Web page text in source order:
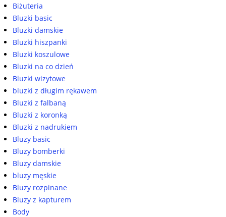
Biżuteria
Bluzki basic
Bluzki damskie
Bluzki hiszpanki
Bluzki koszulowe
Bluzki na co dzień
Bluzki wizytowe
bluzki z długim rękawem
Bluzki z falbaną
Bluzki z koronką
Bluzki z nadrukiem
Bluzy basic
Bluzy bomberki
Bluzy damskie
bluzy męskie
Bluzy rozpinane
Bluzy z kapturem
Body